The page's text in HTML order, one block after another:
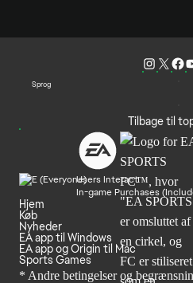
Sprog
Tilbage til
Users Interact
In-game Purchases
Hjem
Køb
Nyheder
EA app til Windows
EA app og Origin til Mac
Sports Games
* Andre betingelser og